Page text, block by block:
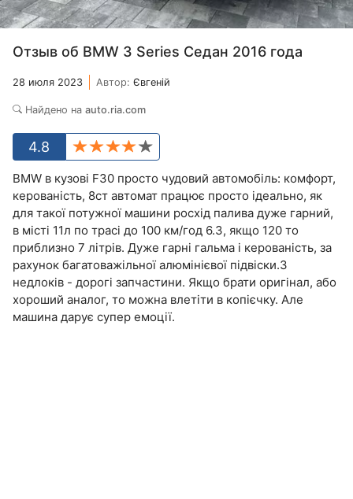
Отзыв об BMW 3 Series Седан 2016 года
28 июля 2023 Автор: Євгеній
Найдено на auto.ria.com
4.8
BMW в кузові F30 просто чудовий автомобіль: комфорт,
керованість, 8ст автомат працює просто ідеально, як
для такої потужної машини росхід палива дуже гарний,
в місті 11л по трасі до 100 км/год 6.3, якщо 120 то
приблизно 7 літрів. Дуже гарні гальма і керованість, за
рахунок багатоважільної алюмінієвої підвіски.З
недлоків - дорогі запчастини. Якщо брати оригінал, або
хороший аналог, то можна влетіти в копієчку. Але
машина дарує супер емоції.